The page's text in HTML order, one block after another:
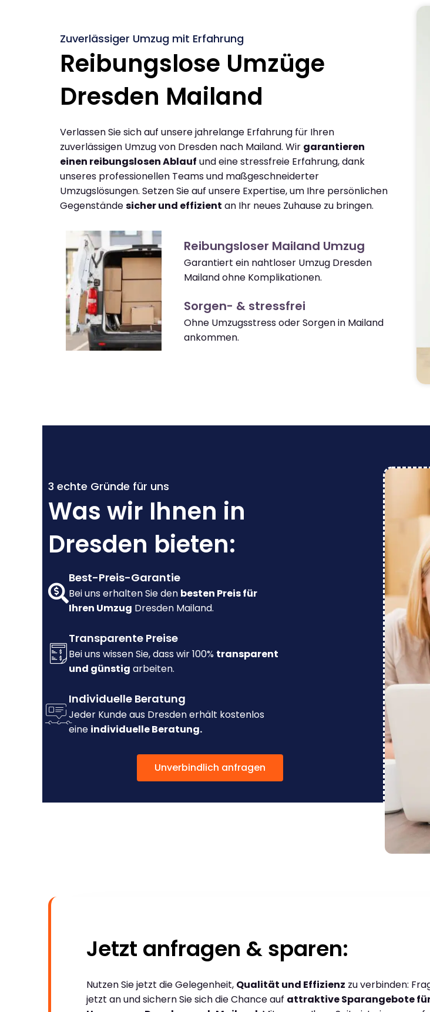
Zuverlässiger Umzug mit Erfahrung
Reibungslose Umzüge
Dresden Mailand
Verlassen Sie sich auf unsere jahrelange Erfahrung für Ihren
zuverlässigen Umzug von Dresden nach Mailand. Wir garantieren
einen reibungslosen Ablauf und eine stressfreie Erfahrung, dank
unseres professionellen Teams und maßgeschneiderter
Umzugslösungen. Setzen Sie auf unsere Expertise, um Ihre persönlichen
Gegenständesicher und effizient an Ihr neues Zuhause zu bringen.
Reibungsloser Mailand Umzug
Garantiert ein nahtloser Umzug Dresden
Mailand ohne Komplikationen.
Sorgen- & stressfrei
Ohne Umzugsstress oder Sorgen in Mailand
ankommen.
3 echte Gründe für uns
Was wir Ihnen in
Dresden bieten:
Best-Preis-Garantie
Bei uns erhalten Sie den besten Preis für
Ihren Umzug Dresden Mailand.
Transparente Preise
Bei uns wissen Sie, dass wir 100% transparent
und günstig arbeiten.
Individuelle Beratung
Jeder Kunde aus Dresden erhält kostenlos
eine individuelle Beratung.
Unverbindlich anfragen
Jetzt anfragen & sparen:
Nutzen Sie jetzt die Gelegenheit, Qualität und Effizienz zu verbinden:
jetzt an und sichern Sie sich die Chance auf attraktive Sparangebote